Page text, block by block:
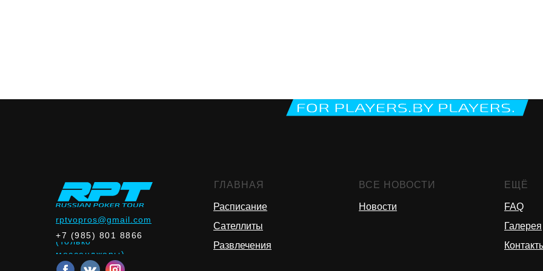
ГЛАВНАЯ
rptvopros@gmail.com
Сателлиты
Развлечения
ВСЕ НОВОСТИ
Новости
ЕЩЁ
FAQ
Галерея
Расписание
+7 (985) 801 8866
(только
мессенджеры)